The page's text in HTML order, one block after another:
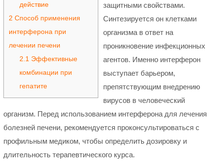
действие
2 Способ применения
интерферона при
лечении печени
2.1Эффективные
комбинации при
гепатите
защитными свойствами.
Синтезируется он клетками
организма в ответ на
проникновение инфекционных
агентов. Именно интерферон
выступает барьером,
препятствующим внедрению
вирусов в человеческий
организм. Перед использованием интерферона для лечения
болезней печени, рекомендуется проконсультироваться с
профильным медиком, чтобы определить дозировку и
длительность терапевтического курса.